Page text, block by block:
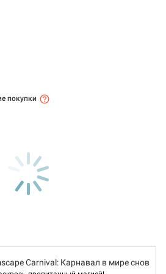
покупки
Сarnival: Карнавал в мире снов